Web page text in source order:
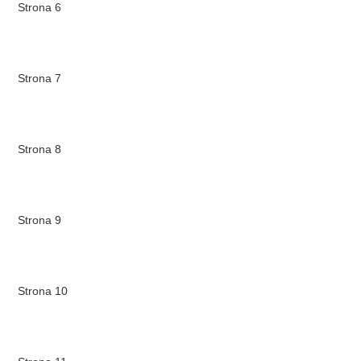
Strona 6
Strona 7
Strona 8
Strona 9
Strona 10